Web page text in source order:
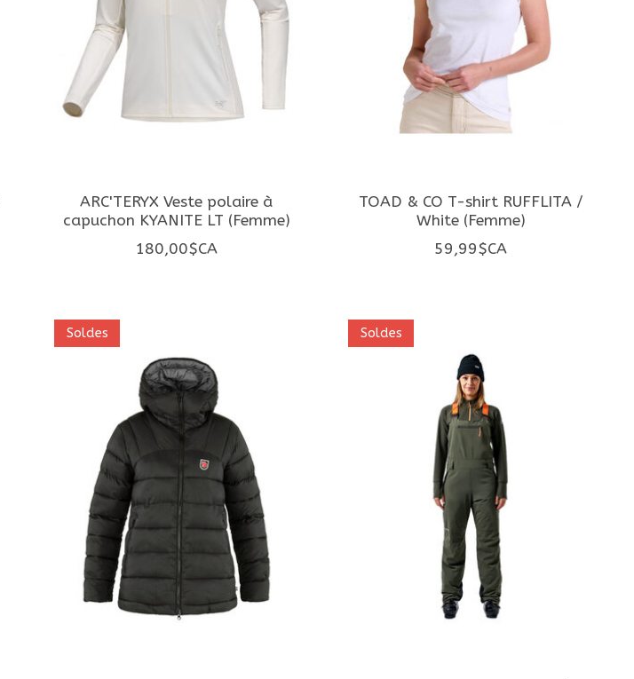
ARC'TERYX Veste polaire à
capuchon KYANITE LT (Femme)
180,00$CA
TOAD & CO T-shirt RUFFLITA /
White (Femme)
59,99$CA
Soldes Soldes